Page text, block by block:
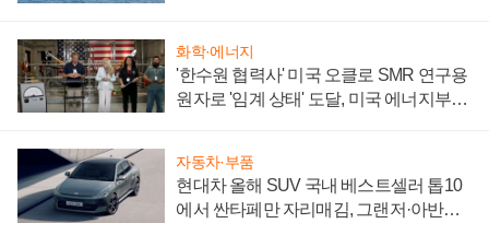
화학·에너지
'한수원 협력사' 미국 오클로 SMR 연구용
원자로 '임계 상태' 도달, 미국 에너지부
자동차·부품
현대차 올해 SUV 국내 베스트셀러 톱10
에서 싼타페만 자리매김, 그랜저·아반떼